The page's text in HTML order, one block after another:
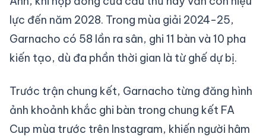
lực đến năm 2028. Trong mùa giải 2024-25,
Garnacho có 58 lần ra sân, ghi 11 bàn và 10 pha
kiến tạo, dù đa phần thời gian là từ ghế dự bị.
Trước trận chung kết, Garnacho từng đăng hình
ảnh khoảnh khắc ghi bàn trong chung kết FA
Cup mùa trước trên Instagram, khiến người hâm